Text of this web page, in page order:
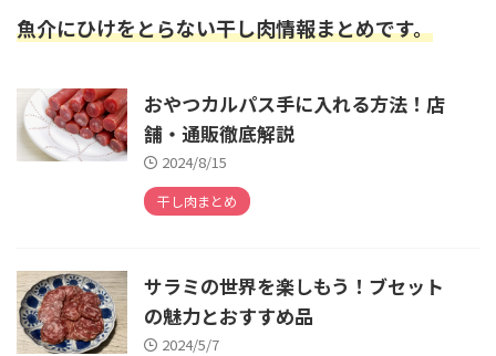
魚介にひけをとらない干し肉情報まとめです。
おやつカルパス手に入れる方法！店
舗・通販徹底解説
2024/8/15
干し肉まとめ
サラミの世界を楽しもう！ブセット
の魅力とおすすめ品
2024/5/7